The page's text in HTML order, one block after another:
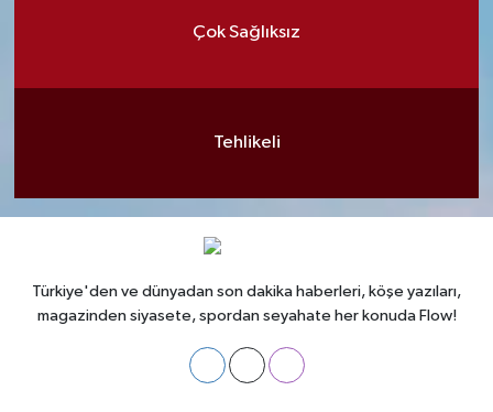
Çok Sağlıksız
Tehlikeli
Türkiye'den ve dünyadan son dakika haberleri, köşe yazıları,
magazinden siyasete, spordan seyahate her konuda Flow!